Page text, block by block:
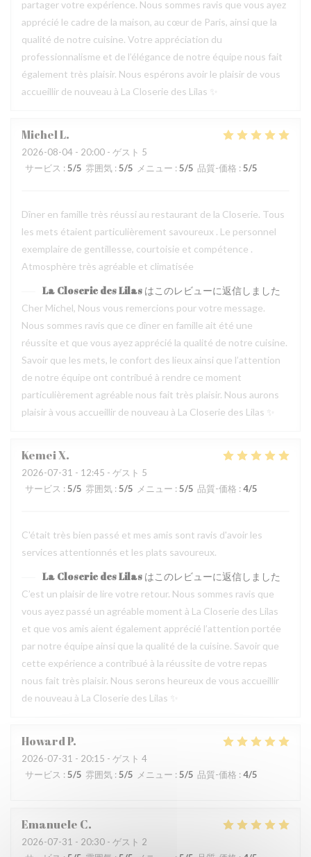
partager votre expérience. Nous sommes ravis que vous ayez
apprécié le cadre de la maison, au cœur de Paris, ainsi que la
qualité de notre cuisine. Votre appréciation du
professionnalisme et de l’élégance de notre équipe nous fait
également très plaisir. Nous espérons avoir le plaisir de vous
accueillir de nouveau à La Closerie des Lilas ✨
MichelL
2026-08-04 - 20:00 - ゲスト 5
サービス : 5/5 雰囲気 : 5/5 メニュー : 5/5 品質-価格 : 5/5
Dîner en famille très réussi au restaurant de la Closerie. Tous
les mets étaient particulièrement savoureux . Le personnel
exemplaire de gentillesse, courtoisie et compétence .
Atmosphère très agréable et climatisée
La Closerie des Lilas はこのレビューに返信しました
Cher Michel, Nous vous remercions pour votre message.
Nous sommes ravis que ce dîner en famille ait été une
réussite et que vous ayez apprécié la qualité de notre cuisine.
Savoir que les mets, le confort des lieux ainsi que l’attention
de notre équipe ont contribué à rendre ce moment
particulièrement agréable nous fait très plaisir. Nous aurons
plaisir à vous accueillir de nouveau à La Closerie des Lilas ✨
KemeiX
2026-07-31 - 12:45 - ゲスト 5
サービス : 5/5 雰囲気 : 5/5 メニュー : 5/5 品質-価格 : 4/5
C'était très bien passé et mes amis sont ravis d'avoir les
services attentionnés et les plats savoureux.
La Closerie des Lilas はこのレビューに返信しました
C’est un plaisir de lire votre retour. Nous sommes ravis que
vous ayez passé un agréable moment à La Closerie des Lilas
et que vos amis aient également apprécié l’attention portée
par notre équipe ainsi que la qualité de la cuisine. Savoir que
cette expérience a contribué à la réussite de votre repas
nous fait très plaisir. Nous serons heureux de vous accueillir
de nouveau à La Closerie des Lilas ✨
HowardP
2026-07-31 - 20:15 - ゲスト 4
サービス :5/5 雰囲気 : 5/5 メニュー :5/5 品質-価格 :4/5
Emanuele C
2026-07-31 - 20:30 - ゲスト 2